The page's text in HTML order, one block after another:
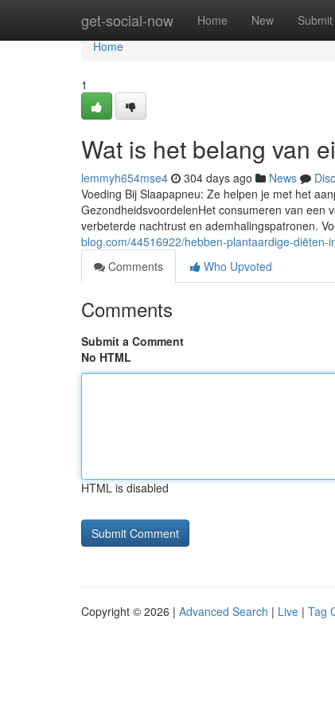
get-social-now Home New Submit
Home
Home
1
Wat is het belang van
lemmyh654mse4 304 days ago News
Voeding Bij Slaapapneu: Ze helpen je met het
GezondheidsvoordelenHet consumeren van een
verbeterde nachtrust en ademhalingspatronen.
blog.com/44516922/hebben-plantaardige-diëten-
Comments
Who Upvoted
Comments
Submit a Comment
No HTML
HTML is disabled
Copyright © 2026 | Advanced Search | Live | Tag